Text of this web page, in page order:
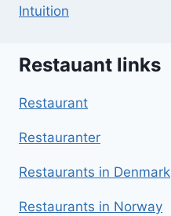
Intuition
Restauant links
Restaurant
Restauranter
Restaurants in Denmark
Restaurants in Norway